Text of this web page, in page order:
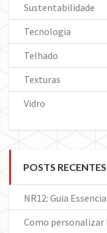
Sustentabilidade
Tecnologia
Telhado
Texturas
Vidro
POSTS RECENTES
NR12: Guia
Como personalizar